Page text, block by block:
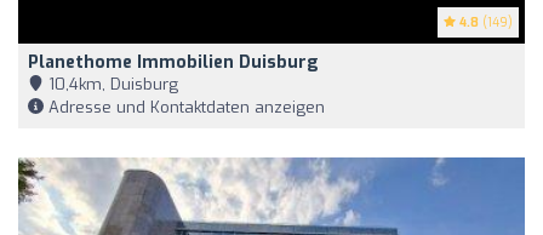
4.8 (149)
Planethome Immobilien Duisburg
10,4km, Duisburg
Adresse und Kontaktdaten anzeigen